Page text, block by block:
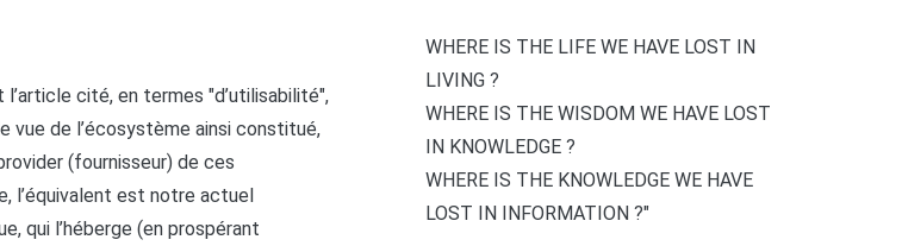
l’article cité, en termes "d’utilisabilité",
vue de l’écosystème ainsi constitué,
(fournisseur) de ces
l’équivalent est notre actuel
qui l’héberge (en prospérant
WHERE IS THE LIFE WE HAVE LOST IN
LIVING ?
WHERE IS THE WISDOM WE HAVE LOST
IN KNOWLEDGE ?
WHERE IS THE KNOWLEDGE WE HAVE
LOST IN INFORMATION ?"